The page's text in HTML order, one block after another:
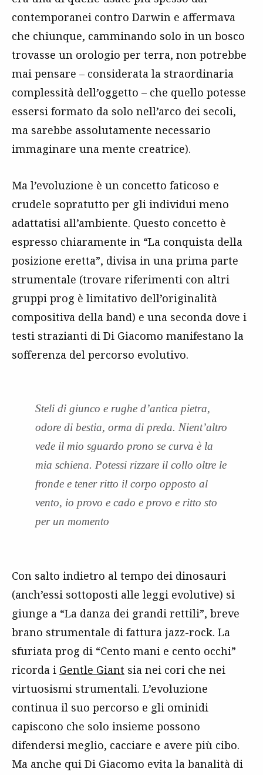
contemporanei contro Darwin e affermava
che chiunque, camminando solo in un bosco
trovasse un orologio per terra, non potrebbe
mai pensare – considerata la straordinaria
complessità dell’oggetto – che quello potesse
essersi formato da solo nell’arco dei secoli,
ma sarebbe assolutamente necessario
immaginare una mente creatrice).
Ma l’evoluzione è un concetto faticoso e
crudele sopratutto per gli individui meno
adattatisi all’ambiente. Questo concetto è
espresso chiaramente in “La conquista della
posizione eretta”, divisa in una prima parte
strumentale (trovare riferimenti con altri
gruppi prog è limitativo dell’originalità
compositiva della band) e una seconda dove i
testi strazianti di Di Giacomo manifestano la
sofferenza del percorso evolutivo.
Steli di giunco e rughe d’antica pietra,
odore di bestia, orma di preda. Nient’altro
vede il mio sguardo prono se curva è la
mia schiena. Potessi rizzare il collo oltre le
fronde e tener ritto il corpo opposto al
vento, io provo e cado e provo e ritto sto
per un momento
Con salto indietro al tempo dei dinosauri
(anch’essi sottoposti alle leggi evolutive) si
giunge a “La danza dei grandi rettili”, breve
brano strumentale di fattura jazz-rock. La
sfuriata prog di “Cento mani e cento occhi”
ricorda i Gentle Giant sia nei cori che nei
virtuosismi strumentali. L’evoluzione
continua il suo percorso e gli ominidi
capiscono che solo insieme possono
difendersi meglio, cacciare e avere più cibo.
Ma anche qui Di Giacomo evita la banalità di